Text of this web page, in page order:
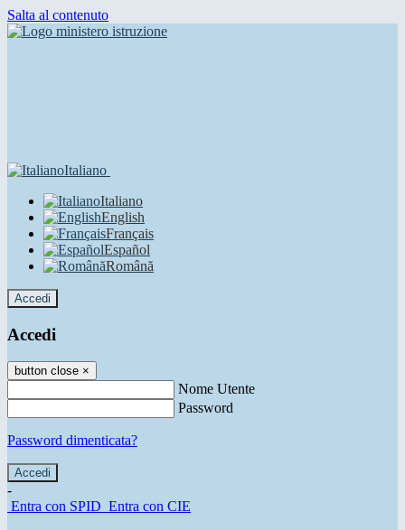
Salta al contenuto
Italiano
Italiano
English
Français
Español
Română
Accedi
Accedi
button close ×
Nome Utente
Password
Password dimenticata?
-
Entra con SPID Entra con CIE